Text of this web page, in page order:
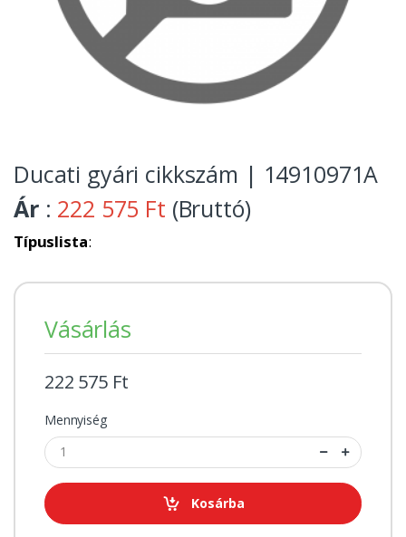
Ducati gyári cikkszám | 14910971A
Ár : 222 575 Ft (Bruttó)
Típuslista:
Vásárlás
222 575 Ft
Mennyiség
Kosárba